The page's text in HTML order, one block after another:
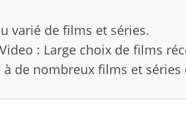
varié de films et séries.
: Large choix de films
à de nombreux films et séries